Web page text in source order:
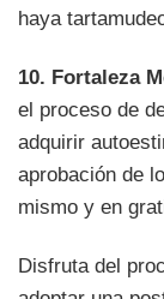
haya
10. Fortaleza
el proceso de
adquirir
aprobación de
mismo y en
Disfruta del